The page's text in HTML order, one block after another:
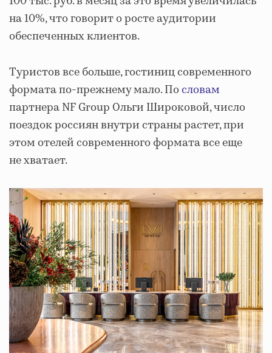
на 10%, что говорит о росте аудитории
обеспеченных клиентов.
Туристов все больше, гостиниц современного
формата по-прежнему мало. Пословам
партнера NF Group Ольги Широковой, число
поездок россиян внутри страны растет, при
этом отелей современного формата все еще
не хватает.